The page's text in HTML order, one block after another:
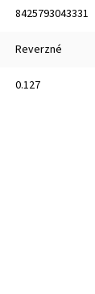
8425793043331
Reverzné
0.127